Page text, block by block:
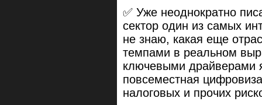
✅ Уже неоднократно
сектор один из самых
не знаю, какая еще
темпами в реальном
ключевыми драйверами
повсеместная
налоговых и прочих